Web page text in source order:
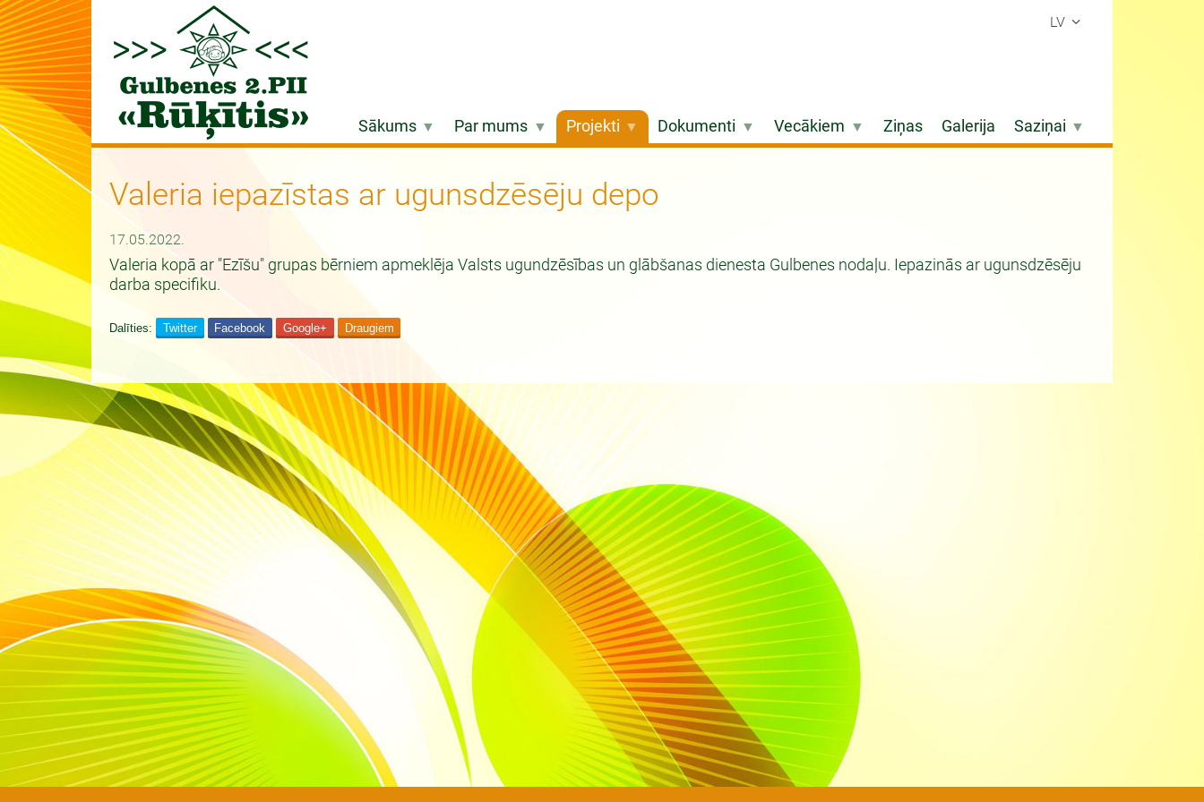
LV
Sākums Par mums Projekti Dokumenti Vecākiem Ziņas Galerija Saziņai
Valeria iepazīstas ar ugunsdzēsēju depo
17.05.2022.
Valeria kopā ar "Ezīšu" grupas bērniem apmeklēja Valsts ugundzēsības un glābšanas dienesta Gulbenes nodaļu. Iepazinās ar ugunsdzēsēju
darba specifiku.
Dalīties: Twitter Facebook Google+ Draugiem